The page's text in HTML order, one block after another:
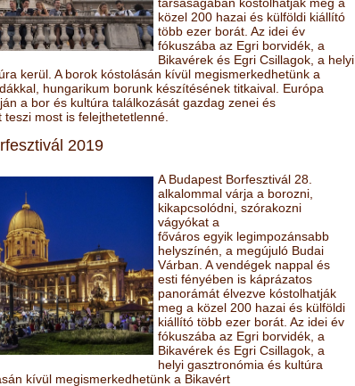
közel 200 hazai és külföldi kiállító
több ezer borát. Az idei év
fókuszába az Egri borvidék, a
Bikavérek és Egri Csillagok, a helyi
kerül. A borok kóstolásán kívül megismerkedhetünk a
hungarikum borunk készítésének titkaival. Európa
a bor és kultúra találkozását gazdag zenei és
most is felejthetetlenné.
2019
A Budapest Borfesztivál 28.
alkalommal várja a borozni,
kikapcsolódni, szórakozni
vágyókat a
főváros egyik legimpozánsabb
helyszínén, a megújuló Budai
Várban. A vendégek nappal és
esti fényében is káprázatos
panorámát élvezve kóstolhatják
meg a közel 200 hazai és külföldi
kiállító több ezer borát. Az idei év
fókuszába az Egri borvidék, a
Bikavérek és Egri Csillagok, a
helyi gasztronómia és kultúra
kívül megismerkedhetünk a Bikavért